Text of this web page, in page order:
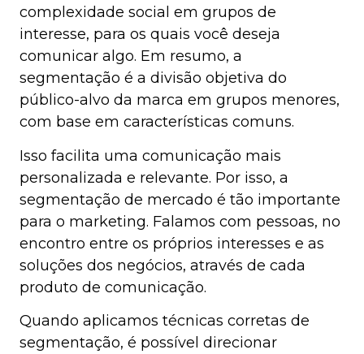
complexidade social em grupos de
interesse, para os quais você deseja
comunicar algo. Em resumo, a
segmentação é a divisão objetiva do
público-alvo da marca em grupos menores,
com base em características comuns.
Isso facilita uma comunicação mais
personalizada e relevante. Por isso, a
segmentação de mercado é tão importante
para o marketing. Falamos com pessoas, no
encontro entre os próprios interesses e as
soluções dos negócios, através de cada
produto de comunicação.
Quando aplicamos técnicas corretas de
segmentação, é possível direcionar